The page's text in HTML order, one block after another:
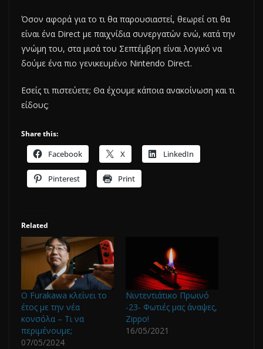
Όσον αφορά για το τι θα παρουσιαστεί, θεωρεί οτι θα
είναι ένα Direct με παιχνίδια συνεργατών ενώ, κατά την
γνώμη του, στα μισά του Σεπτέμβρη είναι λογικό να
δούμε ένα πιο γενικευμένο Nintendo Direct.
Εσείς τι πιστεύετε; Θα έχουμε κάποια ανακοίνωση και τι
είδους;
Share this:
Facebook X LinkedIn
Pinterest Print
Related
O Furakawa κλείνει το
έτος με την νέα
κονσόλα – Τι να
περιμένουμε;
07/05/2024
Νιντεντιάτικο Πρωινό
-23- Φωτιές μας άναψες,
Zippo!
16/05/2021